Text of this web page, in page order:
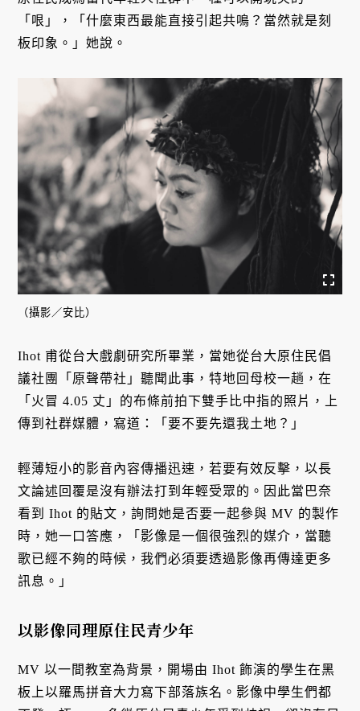
「哏」，「什麼東西最能直接引起共鳴？當然就是刻
板印象。」她說。
（攝影／安比）
Ihot 甫從台大戲劇研究所畢業，當她從台大原住民倡
議社團「原聲帶社」聽聞此事，特地回母校一趟，在
「火冒 4.05 丈」的布條前拍下雙手比中指的照片，上
傳到社群媒體，寫道：「要不要先還我土地？」
輕薄短小的影音內容傳播迅速，若要有效反擊，以長
文論述回覆是沒有辦法打到年輕受眾的。因此當巴奈
看到 Ihot 的貼文，詢問她是否要一起參與 MV 的製作
時，她一口答應，「影像是一個很強烈的媒介，當聽
歌已經不夠的時候，我們必須要透過影像再傳達更多
訊息。」
以影像同理原住民青少年
MV 以一間教室為背景，開場由 Ihot 飾演的學生在黑
板上以羅馬拼音大力寫下部落族名。影像中學生們都